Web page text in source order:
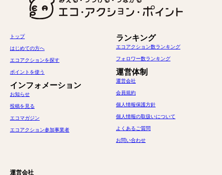
トップ
はじめての方へ
エコアクションを探す
ポイントを使う
インフォメーション
お知らせ
投稿を見る
エコマガジン
エコアクション参加事業者
ランキング
エコアクション数ランキング
フォロワー数ランキング
運営体制
運営会社
会員規約
個人情報保護方針
個人情報の取扱いについて
よくあるご質問
お問い合わせ
運営会社